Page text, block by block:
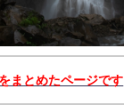
まとめたページです